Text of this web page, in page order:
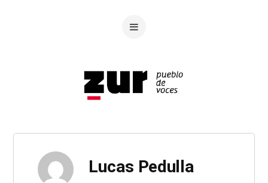
Lucas Pedulla